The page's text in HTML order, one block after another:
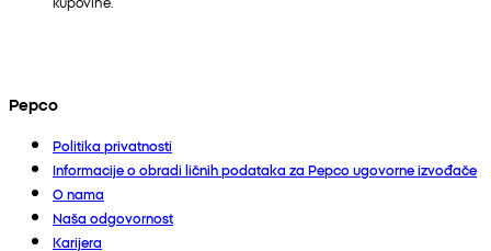
Pepco
Politika privatnosti
Informacije o obradi ličnih podataka za Pepco ugovorne izvođače
O nama
Naša odgovornost
Karijera